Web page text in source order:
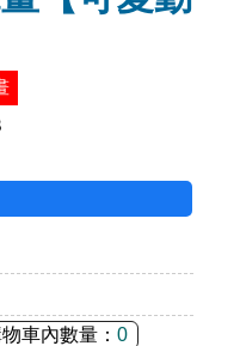
車內數量： 0